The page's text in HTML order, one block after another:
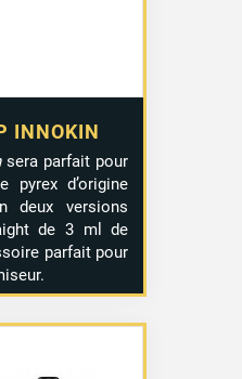
INNOKIN
sera parfait pour
pyrex d’origine
deux versions
de 3 ml de
parfait pour